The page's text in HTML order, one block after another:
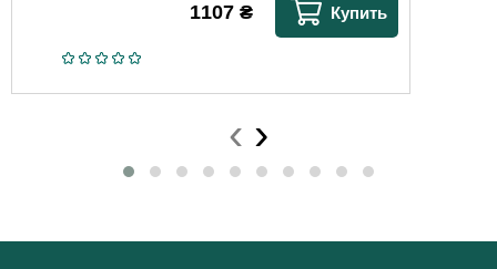
1107 ₴ Купить
‹ ›